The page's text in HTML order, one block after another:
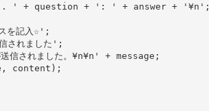
' + question + ': ' + answer + '¥n';
を記入☆';
されました';
信されました。¥n¥n' + message;
content);